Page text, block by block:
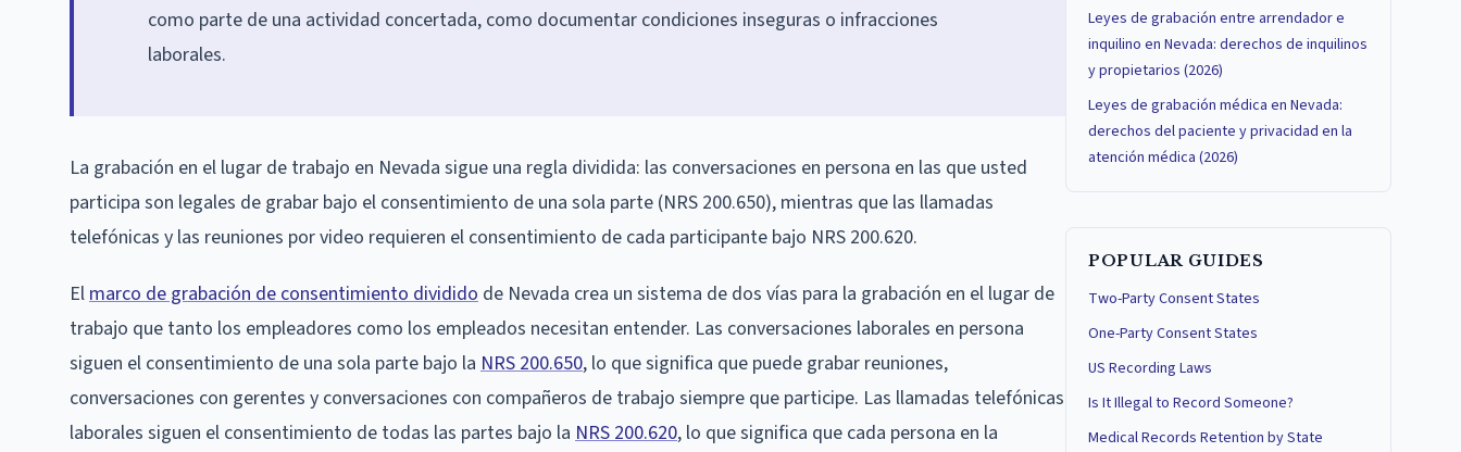
como parte de una actividad concertada, como documentar condiciones inseguras o infracciones
laborales.
La grabación en el lugar de trabajo en Nevada sigue una regla dividida: las conversaciones en persona en las que usted
participa son legales de grabar bajo el consentimiento de una sola parte (NRS 200.650), mientras que las llamadas
telefónicas y las reuniones por video requieren el consentimiento de cada participante bajo NRS 200.620.
El marco de grabación de consentimiento dividido de Nevada crea un sistema de dos vías para la grabación en el lugar de
trabajo que tanto los empleadores como los empleados necesitan entender. Las conversaciones laborales en persona
siguen el consentimiento de una sola parte bajo la NRS 200.650, lo que significa que puede grabar reuniones,
conversaciones con gerentes y conversaciones con compañeros de trabajo siempre que participe. Las llamadas telefónicas
laborales siguen el consentimiento de todas las partes bajo la NRS 200.620, lo que significa que cada persona en la
Leyes de grabación entre arrendador e
inquilino en Nevada: derechos de inquilinos
y propietarios (2026)
Leyes de grabación médica en Nevada:
derechos del paciente y privacidad en la
atención médica (2026)
POPULAR GUIDES
Two-Party Consent States
One-Party Consent States
US Recording Laws
Is It Illegal to Record Someone?
Medical Records Retention by State